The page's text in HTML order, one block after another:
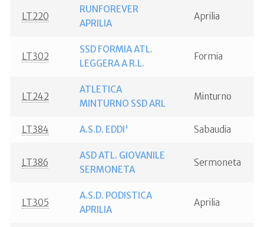
LT220
RUNFOREVER
APRILIA
Aprilia
LT302
SSD FORMIA ATL.
LEGGERA A R.L.
Formia
LT242
ATLETICA
MINTURNO SSD ARL
Minturno
LT384 A.S.D. EDDI' Sabaudia
LT386
ASD ATL. GIOVANILE
SERMONETA
Sermoneta
LT305
A.S.D. PODISTICA
APRILIA
Aprilia